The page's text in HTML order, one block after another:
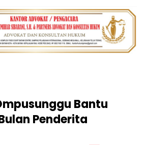
Bantu
Penderita